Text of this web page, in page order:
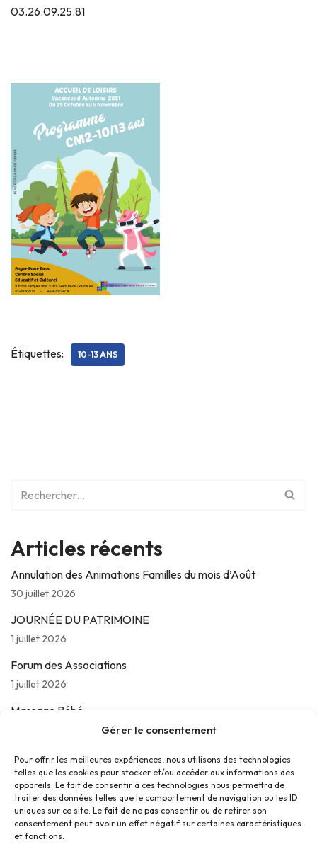
Gérer le consentement
Pour offrir les meilleures expériences, nous utilisons des technologies
telles que les cookies pour stocker et/ou accéder aux informations des
appareils. Le fait de consentir à ces technologies nous permettra de
traiter des données telles que le comportement de navigation ou les ID
uniques sur ce site. Le fait de ne pas consentir ou de retirer son
consentement peut avoir un effet négatif sur certaines caractéristiques
et fonctions.
03.26.09.25.81
Étiquettes: 10-13 ANS
Articles récents
Annulation des Animations Familles du mois d’Août
30 juillet 2026
JOURNÉE DU PATRIMOINE
1 juillet 2026
Forum des Associations
1 juillet 2026
Massage Bébé
Les jeudis de La Parolière
16 juin 2026